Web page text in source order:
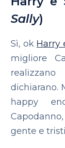
Sally)
Sì, ok Harry
migliore
dichiarano.
happy
gente e